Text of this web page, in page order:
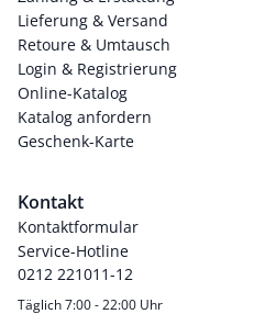
Lieferung & Versand
Retoure & Umtausch
Login & Registrierung
Online-Katalog
Katalog anfordern
Geschenk-Karte
Kontakt
Kontaktformular
Service-Hotline
0212 221011-12
Täglich 7:00 - 22:00 Uhr